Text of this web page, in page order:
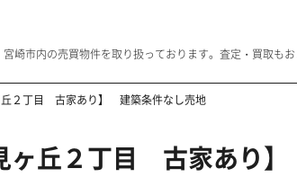
宮崎市内の売買物件を取り扱っております。査定・買取もお
２丁目 古家あり】 建築条件なし売地
丘２丁目 古家あり